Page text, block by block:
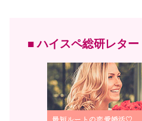
■ ハイスペ総研レター